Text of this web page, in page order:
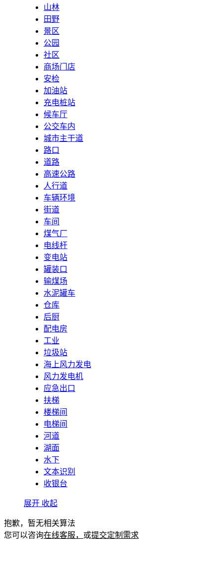
山林
田野
景区
公园
社区
商场门店
安检
加油站
充电桩站
候车厅
公交车内
城市主干道
路口
道路
高速公路
人行道
车辆环境
街道
车间
煤气厂
电线杆
变电站
罐装口
输煤场
水泥罐车
仓库
后厨
配电房
工业
垃圾站
海上风力发电
风力发电机
应急出口
扶梯
楼梯间
电梯间
河道
湖面
水下
文本识别
收银台
展开 收起
抱歉，暂无相关算法
您可以咨询在线客服， 或提交定制需求